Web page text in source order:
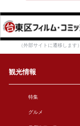
（外部サイトに遷移します）
観光情報
特集
グルメ